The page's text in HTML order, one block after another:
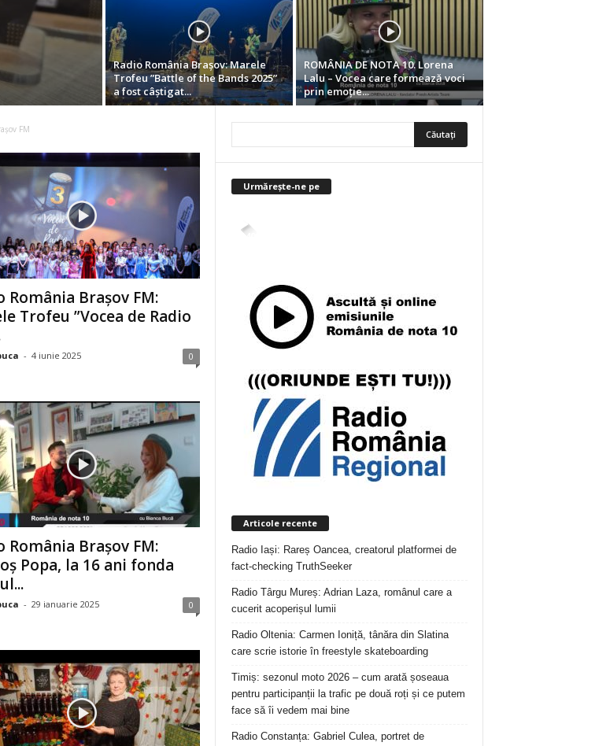
Radio România Brașov: Marele
Trofeu ”Battle of the Bands 2025”
a fost câștigat...
ROMÂNIA DE NOTA 10. Lorena
Lalu – Vocea care formează voci
prin emoție...
FM
România Brașov FM:
Trofeu ”Vocea de Radio
- 4 iunie 2025 0
România Brașov FM:
Popa, la 16 ani fonda
- 29 ianuarie 2025 0
Urmărește-ne pe
4,400
Articole recente
Radio Iași: Rareș Oancea, creatorul platformei de
fact-checking TruthSeeker
Radio Târgu Mureș: Adrian Laza, românul care a
cucerit acoperișul lumii
Radio Oltenia: Carmen Ioniță, tânăra din Slatina
care scrie istorie în freestyle skateboarding
Timiș: sezonul moto 2026 – cum arată șoseaua
pentru participanții la trafic pe două roți și ce putem
face să îi vedem mai bine
Radio Constanța: Gabriel Culea, portret de